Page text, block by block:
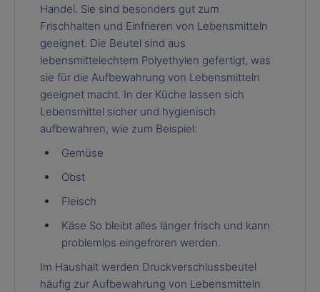
Handel. Sie sind besonders gut zum
Frischhalten und Einfrieren von Lebensmitteln
geeignet. Die Beutel sind aus
lebensmittelechtem Polyethylen gefertigt, was
sie für die Aufbewahrung von Lebensmitteln
geeignet macht. In der Küche lassen sich
Lebensmittel sicher und hygienisch
aufbewahren, wie zum Beispiel:
Gemüse
Obst
Fleisch
Käse So bleibt alles länger frisch und kann
problemlos eingefroren werden.
Im Haushalt werden Druckverschlussbeutel
häufig zur Aufbewahrung von Lebensmitteln